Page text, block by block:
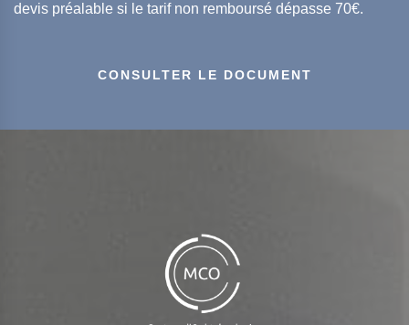
devis préalable si le tarif non remboursé dépasse 70€.
CONSULTER LE DOCUMENT